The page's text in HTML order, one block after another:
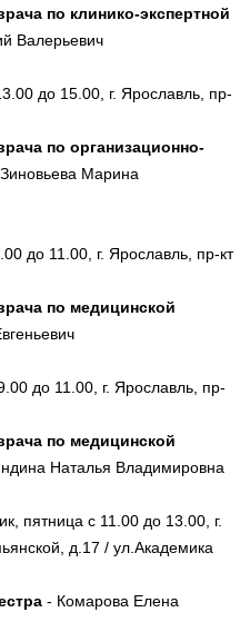
по клинико-экспертной
Валерьевич
до 15.00, г. Ярославль, пр-
по организационно-
Марина
до 11.00, г. Ярославль, пр-кт
по медицинской
до 11.00, г. Ярославль, пр-
по медицинской
Наталья Владимировна
пятница с 11.00 до 13.00, г.
д.17 / ул.Академика
- Комарова Елена